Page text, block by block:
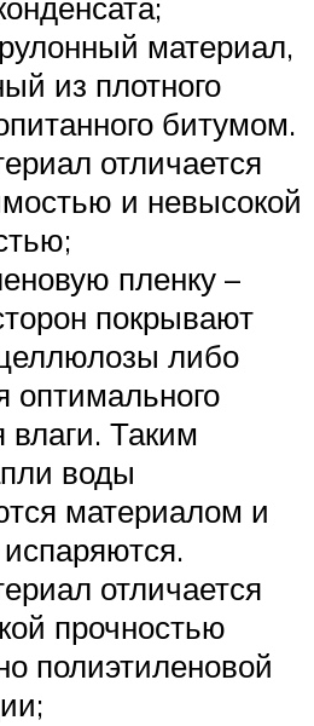
материал,
из плотного
битумом.
отличается
и невысокой
пленку –
покрывают
либо
оптимального
Таким
воды
материалом и
отличается
прочностью
полиэтиленовой